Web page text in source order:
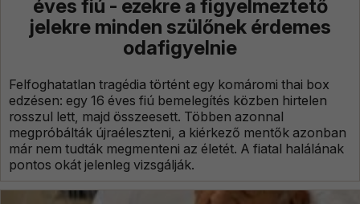
éves fiú - ezekre a figyelmeztető
jelekre minden szülőnek érdemes
odafigyelnie
Felfoghatatlan tragédia történt egy komáromi thai box
edzésen: egy 16 éves fiú bemelegítés közben hirtelen
rosszul lett, majd összeesett. Többen azonnal
megpróbálták újraéleszteni, a kiérkező mentők azonban
már nem tudták megmenteni az életét. A fiatal halálának
pontos okát jelenleg vizsgálják.